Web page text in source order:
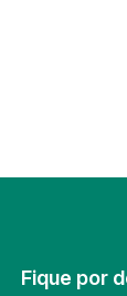
Fique por